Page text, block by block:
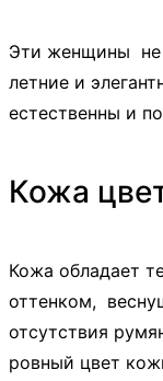
Эти женщины не
летние и
естественны и
Кожа
Кожа обладает
оттенком,
отсутствия
ровный цвет